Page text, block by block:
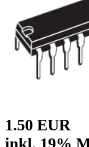
1.50 EUR